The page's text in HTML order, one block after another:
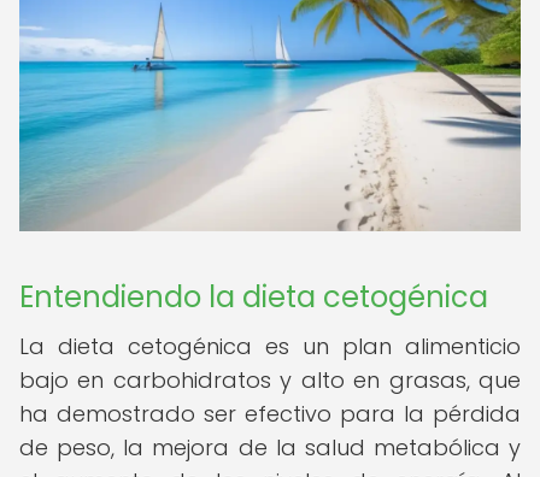
Entendiendo la dieta cetogénica
La dieta cetogénica es un plan alimenticio
bajo en carbohidratos y alto en grasas, que
ha demostrado ser efectivo para la pérdida
de peso, la mejora de la salud metabólica y